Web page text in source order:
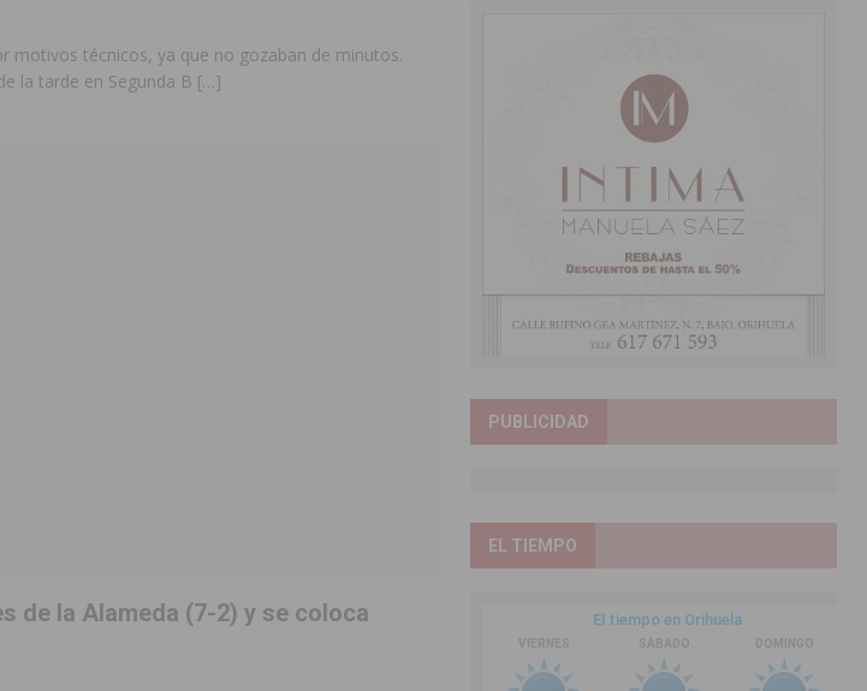
referente ganadero de la CV
la Fundación Biodiversidad
Provincia de Alicante en Las Colinas
motivos técnicos, ya que no gozaban de minutos.
la tarde en Segunda B […]
de la Alameda (7-2) y se coloca
PUBLICIDAD
EL TIEMPO